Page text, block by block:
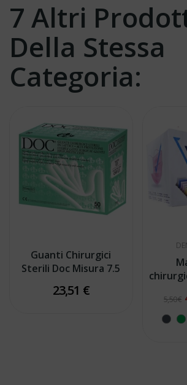
7 Altri
Della Stessa
Categoria:
Guanti Chirurgici
Sterili Doc Misura 7.5
23,51 €
5,50 €